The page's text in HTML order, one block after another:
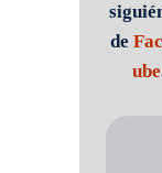
de
ube